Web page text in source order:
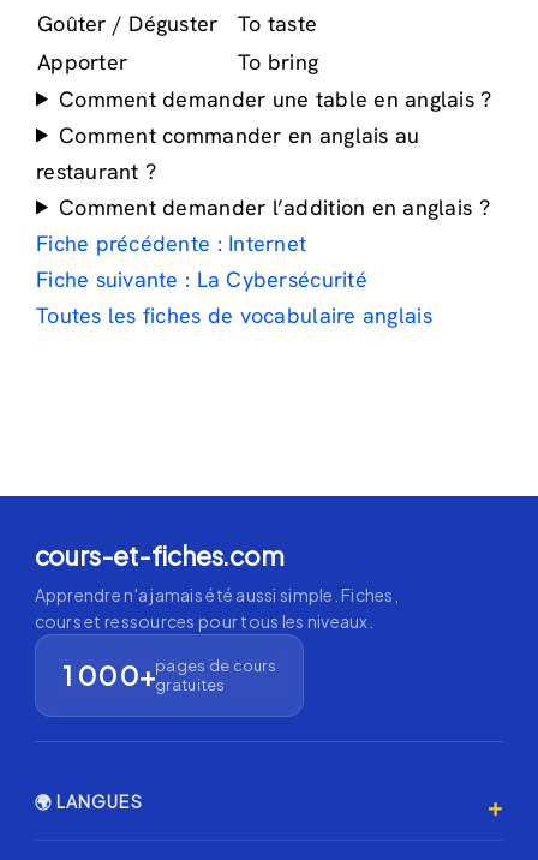
Goûter / Déguster
To taste
Apporter
To bring
Comment demander une table en anglais ?
Comment commander en anglais au
restaurant ?
Comment demander l’addition en anglais ?
Fiche précédente : Internet
Fiche suivante : La Cybersécurité
Toutes les fiches de vocabulaire anglais
cours-et-fiches.com
Apprendre n'a jamais été aussi simple. Fiches,
cours et ressources pour tous les niveaux.
1 000+pages de cours
gratuites
🌍 LANGUES +